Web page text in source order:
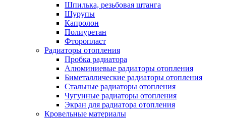
Шпилька, резьбовая штанга
Шурупы
Капролон
Полиуретан
Фторопласт
Радиаторы отопления
Пробка радиатора
Алюминиевые радиаторы отопления
Биметаллические радиаторы отопления
Стальные радиаторы отопления
Чугунные радиаторы отопления
Экран для радиатора отопления
Кровельные материалы